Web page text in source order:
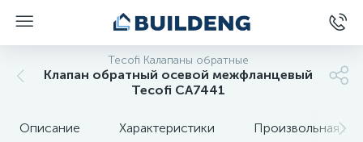
Tecofi Калапаны обратные
Клапан обратный осевой межфланцевый
Tecofi CA7441
Описание Характеристики Произвольная